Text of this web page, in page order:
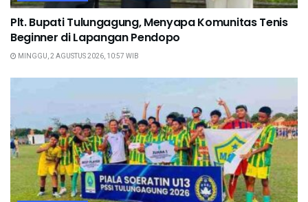
Plt. Bupati Tulungagung, Menyapa Komunitas Tenis
Beginner di Lapangan Pendopo
MINGGU, 2 AGUSTUS 2026, 10:57 WIB